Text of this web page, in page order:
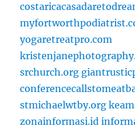
yogaretreatpro.com
srchurch.org
stmichaelwtby.org
zonainformasi.id